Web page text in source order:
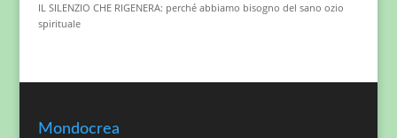
IL SILENZIO CHE RIGENERA: perché abbiamo bisogno del sano ozio
spirituale
Mondocrea